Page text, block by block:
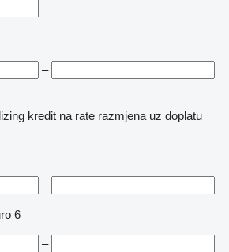
–
lizing kredit na rate razmjena uz doplatu
–
6
–